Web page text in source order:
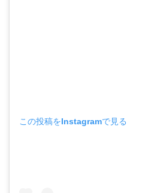
この投稿をInstagramで見る